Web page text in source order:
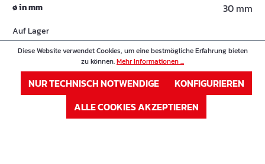
ø in mm 30 mm
Auf Lager
Verfügbar auf Anfrage
ANMELDEN
oderRegistrieren
Diese Website verwendet Cookies, um eine bestmögliche Erfahrung bieten
zu können.Mehr Informationen ...
NUR TECHNISCH NOTWENDIGE
KONFIGURIEREN
ALLE COOKIES AKZEPTIEREN